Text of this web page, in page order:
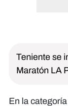
Teniente se
Maratón LA
En la